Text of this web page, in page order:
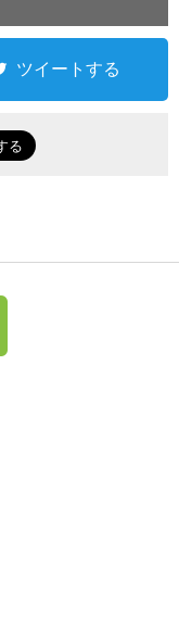
ツイートする